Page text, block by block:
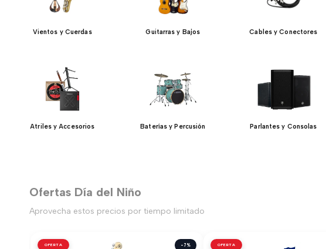
Vientos y Cuerdas Guitarras y Bajos Cables y Conectores
Atriles y Accesorios Baterías y Percusión Parlantes y Consolas
Ofertas Día del Niño
Aprovecha estos precios por tiempo limitado
OFERTA -7% OFERTA